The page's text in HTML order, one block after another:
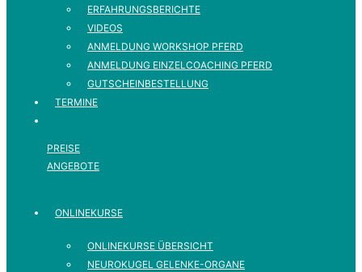
ERFAHRUNGSBERICHTE
VIDEOS
ANMELDUNG WORKSHOP PFERD
ANMELDUNG EINZELCOACHING PFERD
GUTSCHEINBESTELLUNG
TERMINE
PREISE
ANGEBOTE
ONLINEKURSE
ONLINEKURSE ÜBERSICHT
NEUROKUGEL GELENKE-ORGANE